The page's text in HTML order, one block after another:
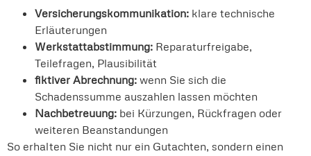
Versicherungskommunikation: klare technische
Erläuterungen
Werkstattabstimmung: Reparaturfreigabe,
Teilefragen, Plausibilität
fiktiver Abrechnung: wenn Sie sich die
Schadenssumme auszahlen lassen möchten
Nachbetreuung: bei Kürzungen, Rückfragen oder
weiteren Beanstandungen
So erhalten Sie nicht nur ein Gutachten, sondern einen